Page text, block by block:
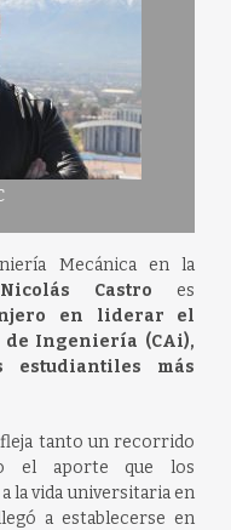
Mecánica en la
Nicolás Castro es
en liderar el
Ingeniería (CAi),
estudiantiles más
tanto un recorrido
el aporte que los
la vida universitaria en
a establecerse en